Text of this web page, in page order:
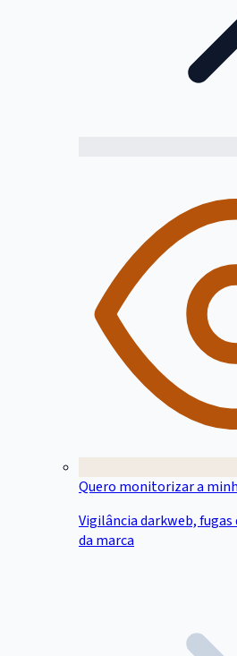
Quero monitorizar a
Vigilância darkweb,
da marca